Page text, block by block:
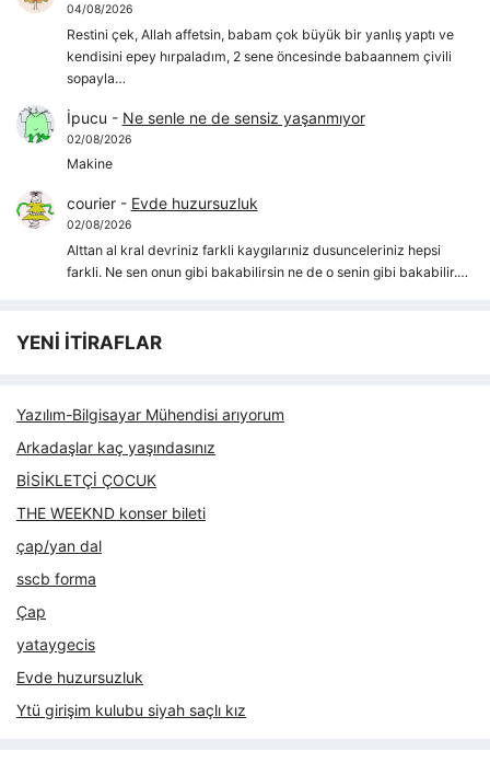
04/08/2026
Restini çek, Allah affetsin, babam çok büyük bir yanlış yaptı ve
kendisini epey hırpaladım, 2 sene öncesinde babaannem çivili
sopayla…
İpucu - Ne senle ne de sensiz yaşanmıyor
02/08/2026
Makine
courier- Evde huzursuzluk
02/08/2026
Alttan al kral devriniz farkli kaygılarıniz dusunceleriniz hepsi
farkli. Ne sen onun gibi bakabilirsin ne de o senin gibi bakabilir.…
YENİ İTİRAFLAR
Yazılım-Bilgisayar Mühendisi arıyorum
Arkadaşlar kaç yaşındasınız
BİSİKLETÇİ ÇOCUK
THE WEEKND konser bileti
çap/yan dal
sscb forma
Çap
yataygecis
Evde huzursuzluk
Ytü girişim kulubu siyah saçlı kız